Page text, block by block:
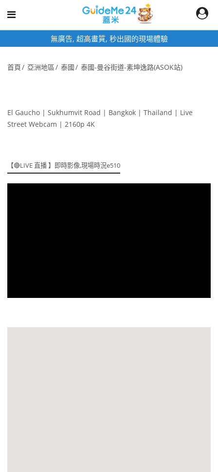
無廣告, 超高畫質, 秒出國的現場體驗
首頁 亞洲地區 泰國 泰國-曼谷街道-素坤逸路(ASOK站)
El Gaucho | Sukhumvit Road | Bangkok | Thailand | Live
Street Webcam | 2160p 4K
【🔴LIVE 直播 】即時影像,現場時況e510